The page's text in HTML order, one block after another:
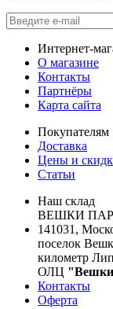
Интернет-
О магазине
Контакты
Партнёры
Карта сайта
Покупателям
Доставка
Цены и
Статьи
Наш склад
ВЕШКИ
141031,
поселок
километр
ОЛЦ
Контакты
Оферта